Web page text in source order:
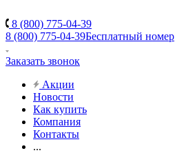
8 (800) 775-04-39
8 (800) 775-04-39Бесплатный номер
Заказать звонок
Акции
Новости
Как купить
Компания
Контакты
...